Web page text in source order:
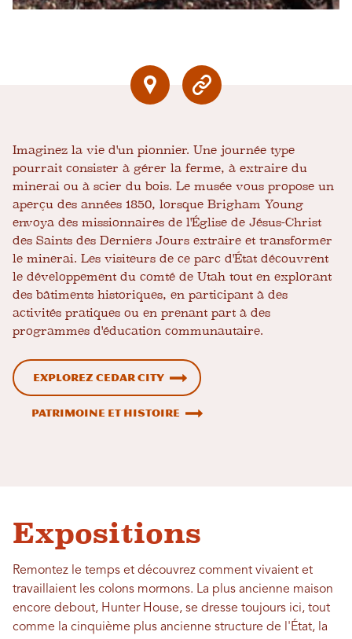
Imaginez la vie d'un pionnier. Une journée type
pourrait consister à gérer la ferme, à extraire du
minerai ou à scier du bois. Le musée vous propose un
aperçu des années 1850, lorsque Brigham Young
envoya des missionnaires de l'Église de Jésus-Christ
des Saints des Derniers Jours extraire et transformer
le minerai. Les visiteurs de ce parc d'État découvrent
le développement du comté de Utah tout en explorant
des bâtiments historiques, en participant à des
activités pratiques ou en prenant part à des
programmes d'éducation communautaire.
Explorez Cedar City
Patrimoine et histoire
Expositions
Remontez le temps et découvrez comment vivaient et
travaillaient les colons mormons. La plus ancienne maison
encore debout, Hunter House, se dresse toujours ici, tout
comme la cinquième plus ancienne structure de l'État, la